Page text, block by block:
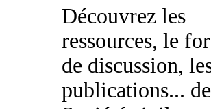
Découvrez les
ressources, le
de discussion,
publications...